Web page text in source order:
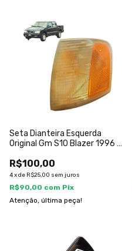
Seta Dianteira Esquerda
Original Gm S10 Blazer 1996 A
R$100,00
4xde R$25,00 sem juros
R$90,00 com Pix
Atenção, última peça!